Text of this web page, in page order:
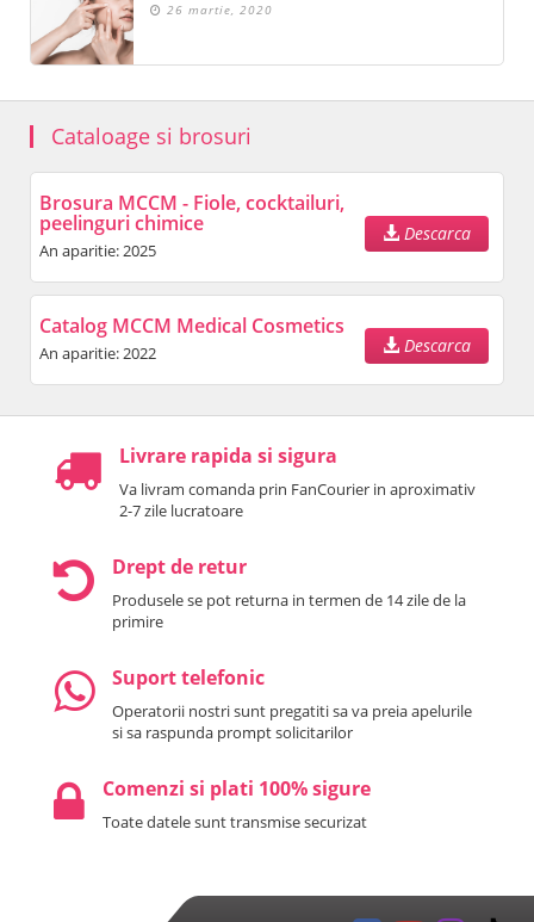
26 martie, 2020
Cataloage si brosuri
Brosura MCCM - Fiole, cocktailuri,
peelinguri chimice
An aparitie: 2025
Descarca
Catalog MCCM Medical Cosmetics
An aparitie: 2022 Descarca
Livrare rapida si sigura
Va livram comanda prin FanCourier in aproximativ
2-7 zile lucratoare
Drept de retur
Produsele se pot returna in termen de 14 zile de la
primire
Suport telefonic
Operatorii nostri sunt pregatiti sa va preia apelurile
si sa raspunda prompt solicitarilor
Comenzi si plati 100% sigure
Toate datele sunt transmise securizat